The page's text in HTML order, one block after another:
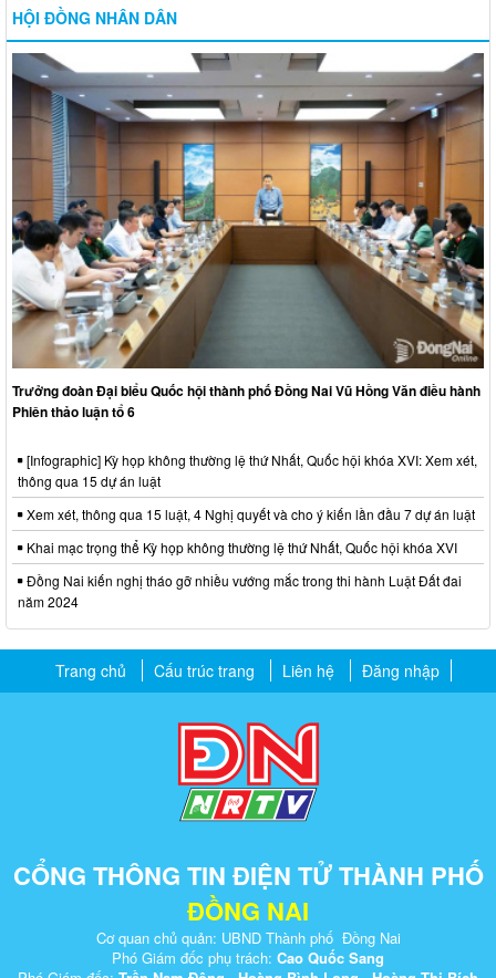
HỘI ĐỒNG NHÂN DÂN
Trưởng đoàn Đại biểu Quốc hội thành phố Đồng Nai Vũ Hồng Văn điều hành
Phiên thảo luận tổ 6
[Infographic] Kỳ họp không thường lệ thứ Nhất, Quốc hội khóa XVI: Xem xét,
thông qua 15 dự án luật
Xem xét, thông qua 15 luật, 4 Nghị quyết và cho ý kiến lần đầu 7 dự án luật
Khai mạc trọng thể Kỳ họp không thường lệ thứ Nhất, Quốc hội khóa XVI
Đồng Nai kiến nghị tháo gỡ nhiều vướng mắc trong thi hành Luật Đất đai
năm 2024
Trang chủ Cấu trúc trang Liên hệ Đăng nhập
CỔNG THÔNG TIN ĐIỆN TỬ THÀNH PHỐ
ĐỒNG NAI
Cơ quan chủ quản: UBND Thành phố Đồng Nai
Phó Giám đốc phụ trách: Cao Quốc Sang